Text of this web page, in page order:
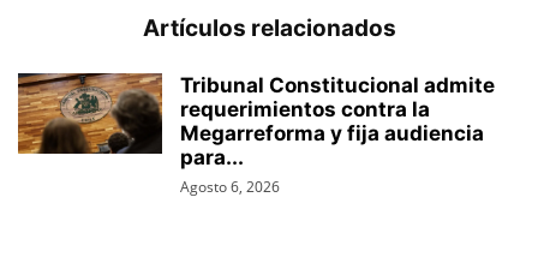
Artículos relacionados
Tribunal Constitucional admite
requerimientos contra la
Megarreforma y fija audiencia
para...
Agosto 6, 2026